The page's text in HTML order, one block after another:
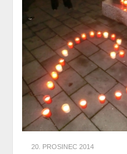
20. PROSINEC 2014